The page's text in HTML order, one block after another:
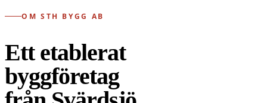
OM STH BYGG AB
Ett etablerat
byggföretag